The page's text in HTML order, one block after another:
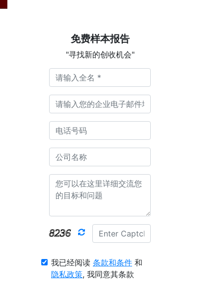
免费样本报告
"寻找新的创收机会"
我已经阅读 条款和条件 和
隐私政策, 我同意其条款